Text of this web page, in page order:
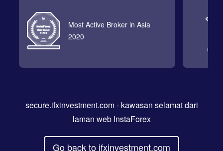
Most Active Broker in Asia
2020
secure.ifxinvestment.com- kawasan selamat dari
laman web InstaForex
Go back to ifxinvestment.com